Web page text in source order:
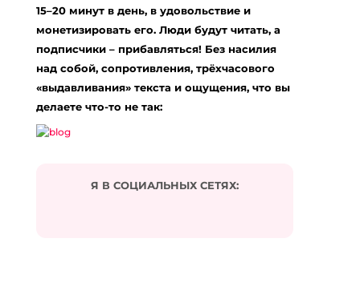
15–20 минут в день, в удовольствие и
монетизировать его. Люди будут читать, а
подписчики – прибавляться! Без насилия
над собой, сопротивления, трёхчасового
«выдавливания» текста и ощущения, что вы
делаете что-то не так:
Я В СОЦИАЛЬНЫХ СЕТЯХ: